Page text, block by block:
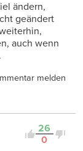
ändern,
geändert
auch wenn
melden
26
0